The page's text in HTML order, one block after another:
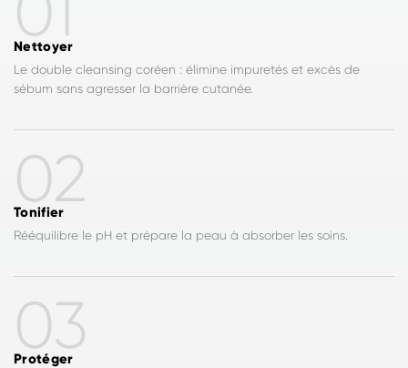
Nettoyer
Le double cleansing coréen : élimine impuretés et excès de
sébum sans agresser la barrière cutanée.
02
Tonifier
Rééquilibre le pH et prépare la peau à absorber les soins.
03
Protéger